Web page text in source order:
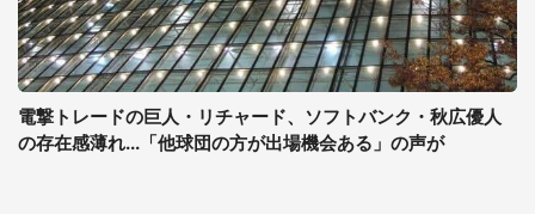
電撃トレードの巨人・リチャード、ソフトバンク・秋広優人
の存在感薄れ...「他球団の方が出場機会ある」の声が